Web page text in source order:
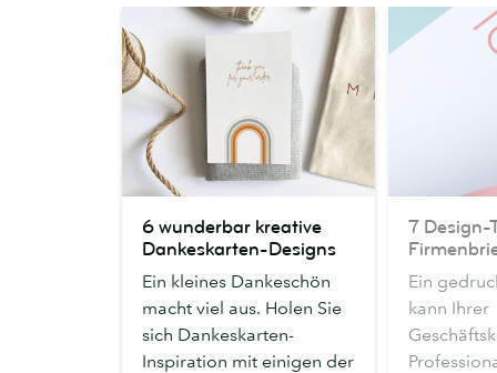
wunderbar
kreative
Dankeskarten-
Designs
6 wunderbar kreative
Dankeskarten-Designs
Ein kleines Dankeschön
macht viel aus. Holen Sie
sich Dankeskarten-
Inspiration mit einigen der
Design-
Tipps
einen
7 Design-
Ein
kann Ihrer